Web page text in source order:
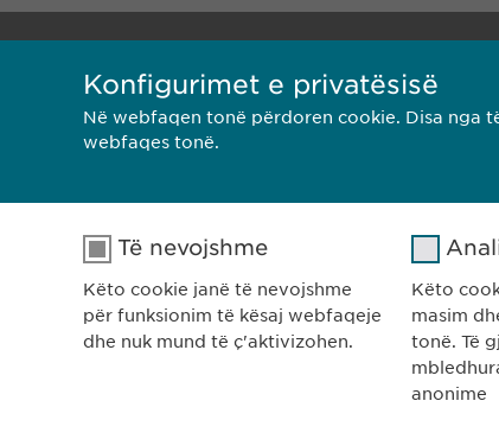
Konfigurimet e privatësisë
Në webfaqen tonë përdoren cookie. Disa nga
webfaqes tonë.
Të nevojshme
Këto cookie janë të nevojshme
për funksionim të kësaj webfaqeje
dhe nuk mund të ç'aktivizohen.
Këto
masim
tonë. Të
anonime